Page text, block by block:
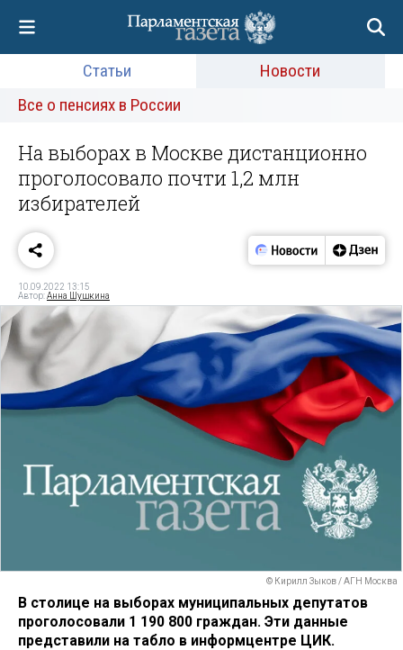
Статьи
Новости
Все о пенсиях в России
На выборах в Москве дистанционно
проголосовало почти 1,2 млн
избирателей
10.09.2022 13:15
Автор:Анна Шушкина
© Кирилл Зыков / АГН Москва
В столице на выборах муниципальных депутатов
проголосовали 1 190 800 граждан. Эти данные
представили на табло в информцентре ЦИК.